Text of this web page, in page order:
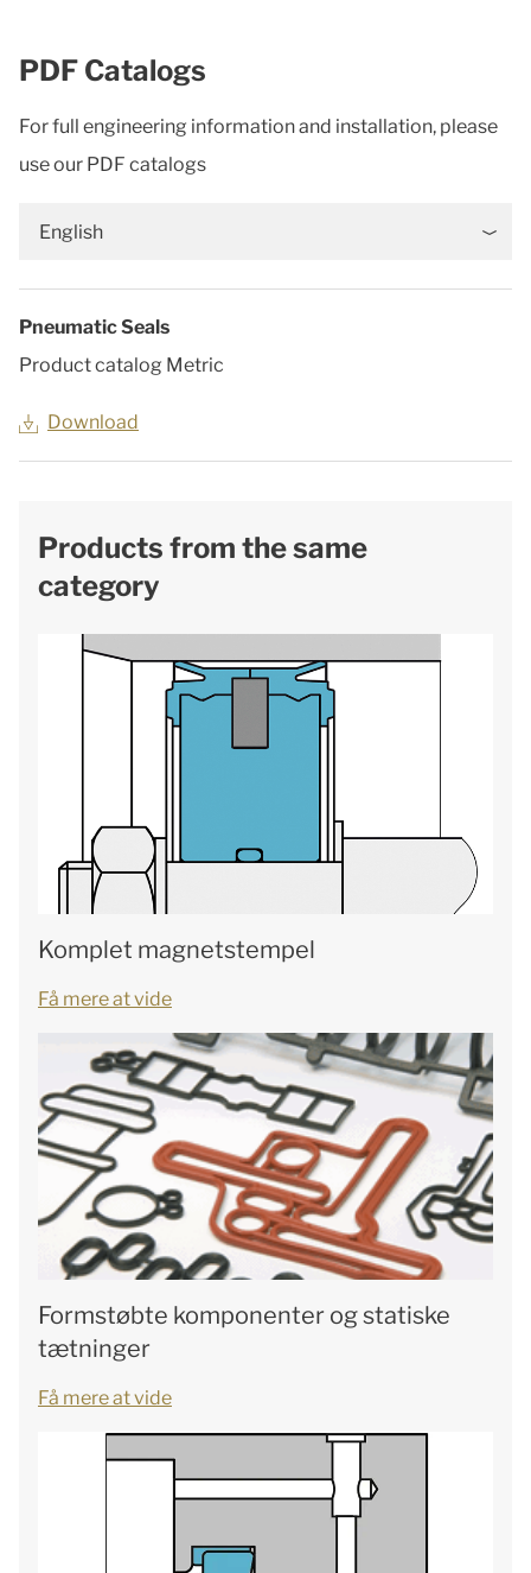
PDF Catalogs
For full engineering information and installation, please
use our PDF catalogs
English
Pneumatic Seals
Product catalog Metric
Download
Products from the same
category
Komplet magnetstempel
Få mere at vide
Formstøbte komponenter og statiske
tætninger
Få mere at vide